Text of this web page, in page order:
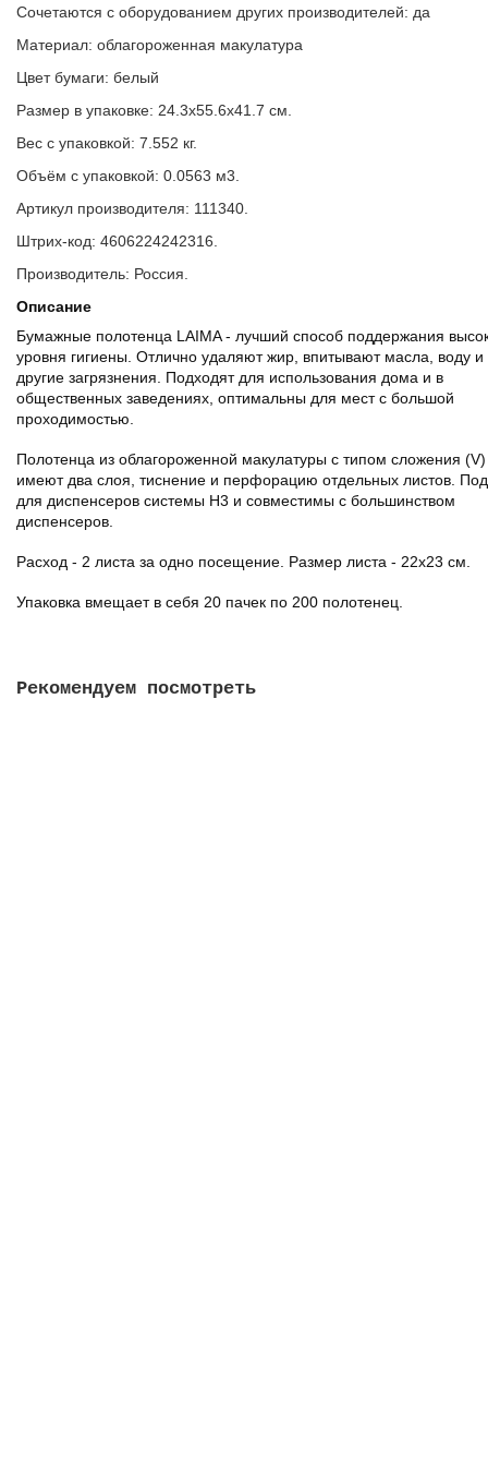
Сочетаются с оборудованием других производителей: да
Материал: облагороженная макулатура
Цвет бумаги: белый
Размер в упаковке: 24.3x55.6x41.7 см.
Вес с упаковкой: 7.552 кг.
Объём с упаковкой: 0.0563 м3.
Артикул производителя: 111340.
Штрих-код: 4606224242316.
Производитель: Россия.
Описание
Бумажные полотенца LAIMA - лучший способ поддержания
уровня гигиены. Отлично удаляют жир, впитывают масла, воду и
другие загрязнения. Подходят для использования дома и в
общественных заведениях, оптимальны для мест с большой
проходимостью.
Полотенца из облагороженной макулатуры с типом сложения (V)
имеют два слоя, тиснение и перфорацию отдельных листов.
для диспенсеров системы H3 и совместимы с большинством
диспенсеров.
Расход - 2 листа за одно посещение. Размер листа - 22х23 см.
Упаковка вмещает в себя 20 пачек по 200 полотенец.
Рекомендуем посмотреть